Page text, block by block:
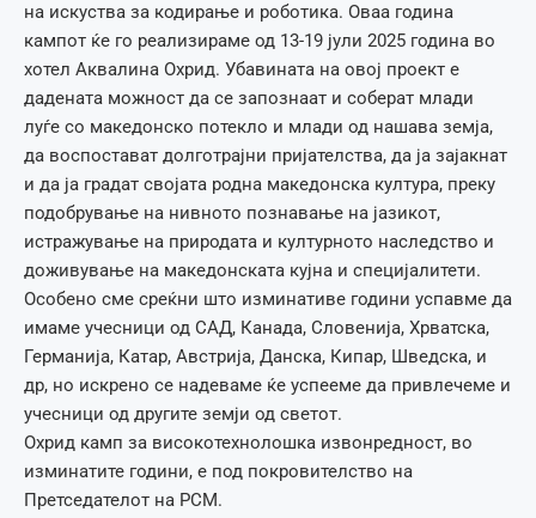
на искуства за кодирање и роботика. Оваа година
кампот ќе го реализираме од 13-19 јули 2025 година во
хотел Аквалина Охрид. Убавината на овој проект е
дадената можност да се запознаат и соберат млади
луѓе со македонско потекло и млади од нашава земја,
да воспостават долготрајни пријателства, да ја зајакнат
и да ја градат својата родна македонска култура, преку
подобрување на нивното познавање на јазикот,
истражување на природата и културното наследство и
доживување на македонската кујна и специјалитети.
Особено сме среќни што изминативе години успавме да
имаме учесници од САД, Канада, Словенија, Хрватска,
Германија, Катар, Австрија, Данска, Кипар, Шведска, и
др, но искрено се надеваме ќе успееме да привлечеме и
учесници од другите земји од светот.
Охрид камп за високотехнолошка извонредност, во
изминатите години, е под покровителство на
Претседателот на РСМ.